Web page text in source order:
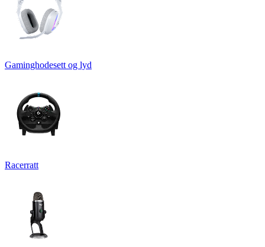
Gaminghodesett og lyd
Racerratt